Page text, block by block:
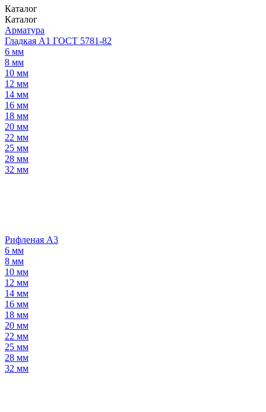
Каталог
Каталог
Арматура
Гладкая А1 ГОСТ 5781-82
6 мм
8 мм
10 мм
12 мм
14 мм
16 мм
18 мм
20 мм
22 мм
25 мм
28 мм
32 мм
Рифленая А3
6 мм
8 мм
10 мм
12 мм
14 мм
16 мм
18 мм
20 мм
22 мм
25 мм
28 мм
32 мм